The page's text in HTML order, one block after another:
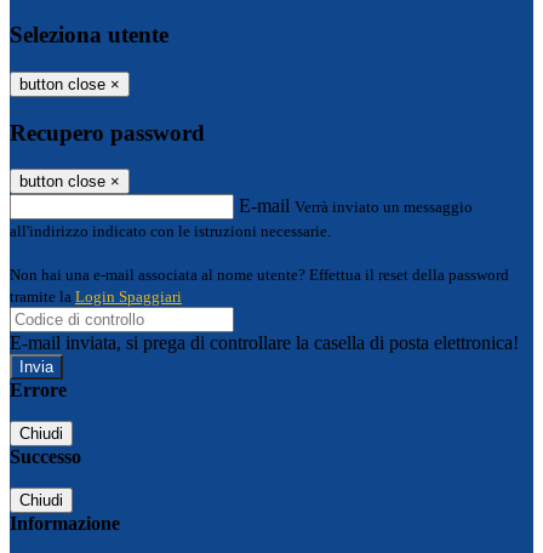
Seleziona utente
button close ×
Recupero password
button close ×
E-mail Verrà inviato un messaggio
all'indirizzo indicato con le istruzioni necessarie.
Non hai una e-mail associata al nome utente? Effettua il reset della password
tramite la Login Spaggiari
E-mail inviata, si prega di controllare la casella di posta elettronica!
Errore
Chiudi
Successo
Chiudi
Informazione